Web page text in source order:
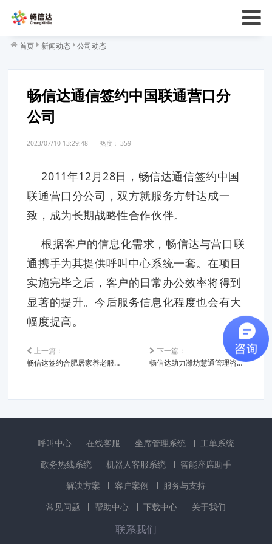
首页 新闻动态 公司动态
畅信达通信签约中国联通营口分
公司
2023/07/10 13:29:48 热度：359
2011年12月28日，畅信达通信签约中国
联通营口分公司，双方就服务方针达成一
致，成为长期战略性合作伙伴。
根据客户的信息化需求，畅信达与营口联
通携手为其提供呼叫中心系统一套。在项目
实施完毕之后，客户的日常办公效率将得到
显著的提升。今后服务信息化程度也会有大
幅度提高。
上一篇：
畅信达签约合肥居家养老服务平台
下一篇：
畅信达助力潍坊慧通管理咨询有限公司
呼叫中心 在线客服 坐席管理系统
工单系统
政务热线系统
机器人客服系统
智能座席助手
解决方案
客户案例
服务与支持
常见问题
帮助中心 下载中心 关于我们
联系我们